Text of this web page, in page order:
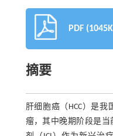
PDF
摘要
肝细胞癌（HCC）是
瘤，其中晚期阶段是当